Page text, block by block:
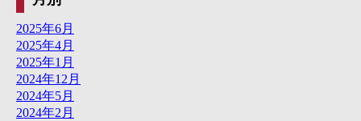
2025年6月
2025年4月
2025年1月
2024年12月
2024年5月
2024年2月